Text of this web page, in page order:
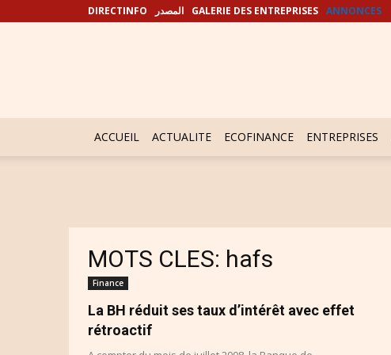
DIRECTINFO المصدر GALERIE DES ENTREPRISES ANNONCES
ACCUEIL ACTUALITE ECOFINANCE ENTREPRISES
MOTS CLES: hafs
Finance
La BH réduit ses taux d’intérêt avec effet
rétroactif